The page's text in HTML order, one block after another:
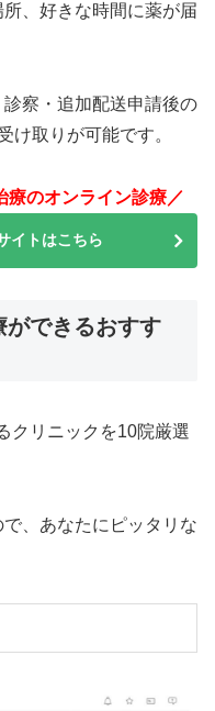
、好きな時間に薬が届
察・追加配送申請後の
け取りが可能です。
療のオンライン診療／
イトはこちら
ができるおすす
クリニックを10院厳選
、あなたにピッタリな